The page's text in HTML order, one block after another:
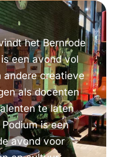
het Bernrode
een avond vol
andere creatieve
als docenten
te laten
is een
avond voor